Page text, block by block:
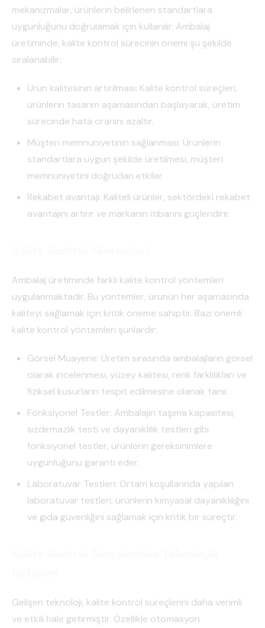
mekanizmalar, ürünlerin belirlenen standartlara
uygunluğunu doğrulamak için kullanılır. Ambalaj
üretiminde, kalite kontrol sürecinin önemi şu şekilde
sıralanabilir:
Ürün kalitesinin artırılması: Kalite kontrol süreçleri,
ürünlerin tasarım aşamasından başlayarak, üretim
sürecinde hata oranını azaltır.
Müşteri memnuniyetinin sağlanması: Ürünlerin
standartlara uygun şekilde üretilmesi, müşteri
memnuniyetini doğrudan etkiler.
Rekabet avantajı: Kaliteli ürünler, sektördeki rekabet
avantajını artırır ve markanın itibarını güçlendirir.
Ambalaj üretiminde farklı kalite kontrol yöntemleri
uygulanmaktadır. Bu yöntemler, ürünün her aşamasında
kaliteyi sağlamak için kritik öneme sahiptir. Bazı önemli
kalite kontrol yöntemleri şunlardır:
Görsel Muayene: Üretim sırasında ambalajların görsel
olarak incelenmesi, yüzey kalitesi, renk farklılıkları ve
fiziksel kusurların tespit edilmesine olanak tanır.
Fonksiyonel Testler: Ambalajın taşıma kapasitesi,
sızdırmazlık testi ve dayanıklılık testleri gibi
fonksiyonel testler, ürünlerin gereksinimlere
uygunluğunu garanti eder.
Laboratuvar Testleri: Ortam koşullarında yapılan
laboratuvar testleri, ürünlerin kimyasal dayanıklılığını
ve gıda güvenliğini sağlamak için kritik bir süreçtir.
Gelişen teknoloji, kalite kontrol süreçlerini daha verimli
ve etkili hale getirmiştir. Özellikle otomasyon